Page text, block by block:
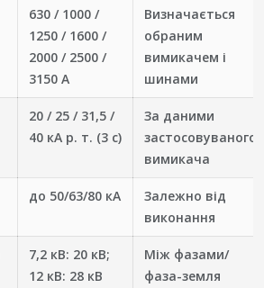
630 / 1000 /
1250 / 1600 /
2000 / 2500 /
3150 А
Визначається
обраним
вимикачем і
шинами
20 / 25 / 31,5 /
40 кА р. т. (3 с)
За даними
застосовуваного
вимикача
до 50/63/80 кА
Залежно від
виконання
7,2 кВ: 20 кВ;
12 кВ: 28 кВ
Між фазами/
фаза-земля